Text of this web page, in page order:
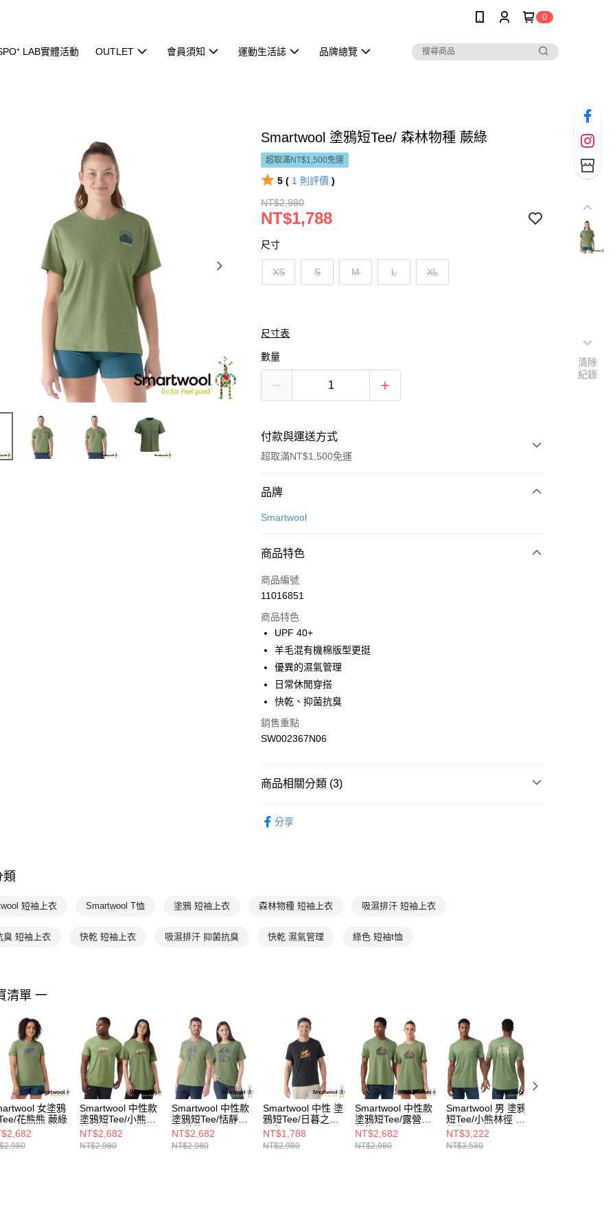
0
LAB實體活動 OUTLET 會員須知 運動生活誌 品牌總覽
Smartwool 塗鴉短Tee/ 森林物種 蕨綠
超取滿NT$1,500免運
5 ( 1 則評價 )
NT$2,980
NT$1,788
尺寸
XS S M L XL
尺寸表
數量
付款與運送方式
超取滿NT$1,500免運
付款方式
信用卡一次付款
悠遊付
運送方式
7-11取貨(快速到店)
每筆NT$100，滿NT$1,500(含以上)免運費
宅配-本島
每筆NT$100，滿NT$1,500(含以上)免運費
品牌
Smartwool
商品特色
商品編號
11016851
商品特色
UPF 40+
羊毛混有機棉版型更挺
優異的濕氣管理
日常休閒穿搭
快乾、抑菌抗臭
銷售重點
SW002367N06
商品相關分類 (3)
分享
類
短袖上衣 Smartwool T恤 塗鴉 短袖上衣 森林物種 短袖上衣 吸濕排汗 短袖上衣
臭 短袖上衣 快乾 短袖上衣 吸濕排汗 抑菌抗臭 快乾 濕氣管理 綠色 短袖t恤
清單 一
女塗鴉
花熊熊 蕨綠
Smartwool 中性款
塗鴉短Tee/小熊山
林 蕨綠
NT$2,682
NT$2,980
Smartwool 中性款
塗鴉短Tee/恬靜郊
山 蕨綠
NT$2,682
NT$2,980
Smartwool 中性 塗
鴉短Tee/日暮之森
黑色
NT$1,788
NT$2,980
Smartwool 中性款
塗鴉短Tee/露營車
蕨綠
NT$2,682
NT$2,980
Smartwool 男 塗鴉
短Tee/小熊林徑 霧
蕨綠
NT$3,222
NT$3,580
清除
紀錄